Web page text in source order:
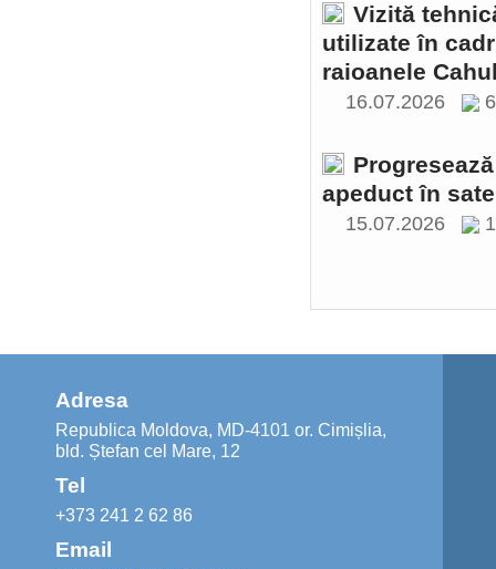
Vizită
utilizate în
raioanele
16.07.2026
apeduct în
15.07.2026
Adresa
Republica Moldova, MD-4101 or. Cimișlia,
bld. Ștefan cel Mare, 12
Tel
+373 241 2 62 86
Email